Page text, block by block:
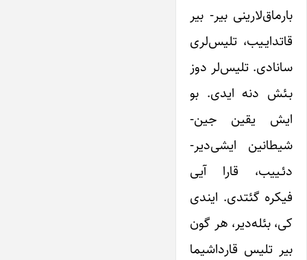
بارماق‌لارینی بیر- بیر
قاتدایـیب، تلیس‌لری
سانادی. تلیس‌لر دوز
بـئش‌ دنه ایدی. بو
ایش یقین جین‌-
شیطانین ایشی‌دیر-
دئـییب، قارا آیی
فیکره گئتدی. ایندی
کی، بئله‌دیر، هر گون
بیر تلیس قارداشیما